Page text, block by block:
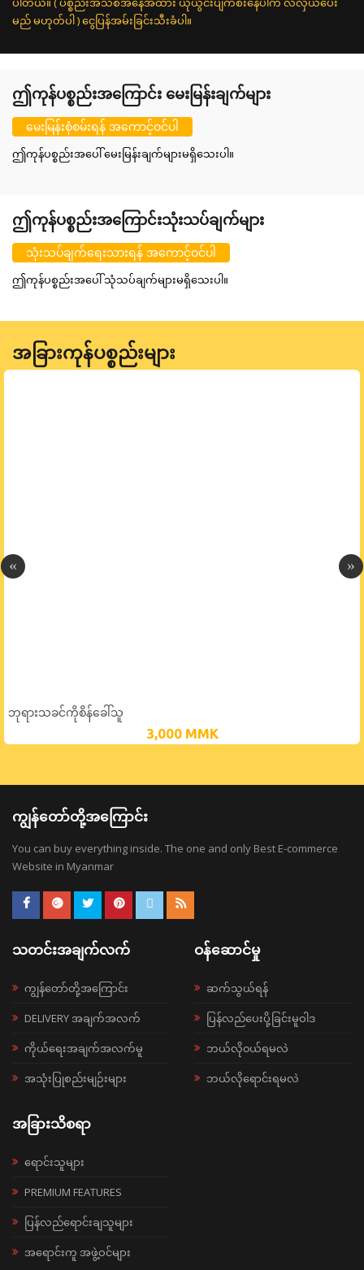
မည် မဟုတ်ပါ ) ငွေပြန်အမ်းခြင်းသီးခံပါ။
ဤကုန်ပစ္စည်းအကြောင်း မေးမြန်းချက်များ
မေးမြန်းစုံစမ်းရန် အကောင့်ဝင်ပါ
ဤကုန်ပစ္စည်းအပေါ် မေးမြန်းချက်များမရှိသေးပါ။
ဤကုန်ပစ္စည်းအကြောင်းသုံးသပ်ချက်များ
သုံးသပ်ချက်ရေးသားရန် အကောင့်ဝင်ပါ
ဤကုန်ပစ္စည်းအပေါ် သုံသပ်ချက်များမရှိသေးပါ။
အခြားကုန်ပစ္စည်းများ
ဘုရားသခင်ကိုစိန်ခေါ်သူ
3,000 MMK
ကျွန်တော်တို့အကြောင်း
You can buy everything inside. The one and only Best E-commerce
Website in Myanmar
သတင်းအချက်လက်
ကျွန်တော်တို့အကြောင်း
DELIVERY အချက်အလက်
ကိုယ်ရေးအချက်အလက်မူ
အသုံးပြုစည်းမျဉ်းများ
ဝန်ဆောင်မှု
ဆက်သွယ်ရန်
ပြန်လည်ပေးပို့ခြင်းမူဝါဒ
ဘယ်လို၀ယ်ရမလဲ
ဘယ်လိုရောင်းရမလဲ
အခြားသိစရာ
ရောင်းသူများ
PREMIUM FEATURES
ပြန်လည်ရောင်းချသူများ
အရောင်းကူ အဖွဲ့ဝင်များ